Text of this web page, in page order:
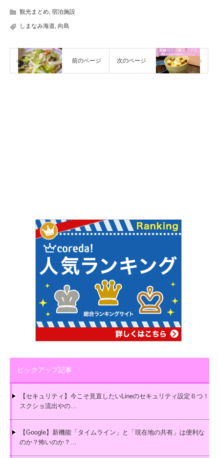
観光まとめ, 宿泊施設
しまなみ海道, 向島
前のページ 次のページ
ピックアップ記事
【セキュリティ】今こそ見直したいLineのセキュリティ設定６つ！
スクショ流出やの…
【Google】新機能「タイムライン」と「現在地の共有」は便利な
のか？怖いのか？…